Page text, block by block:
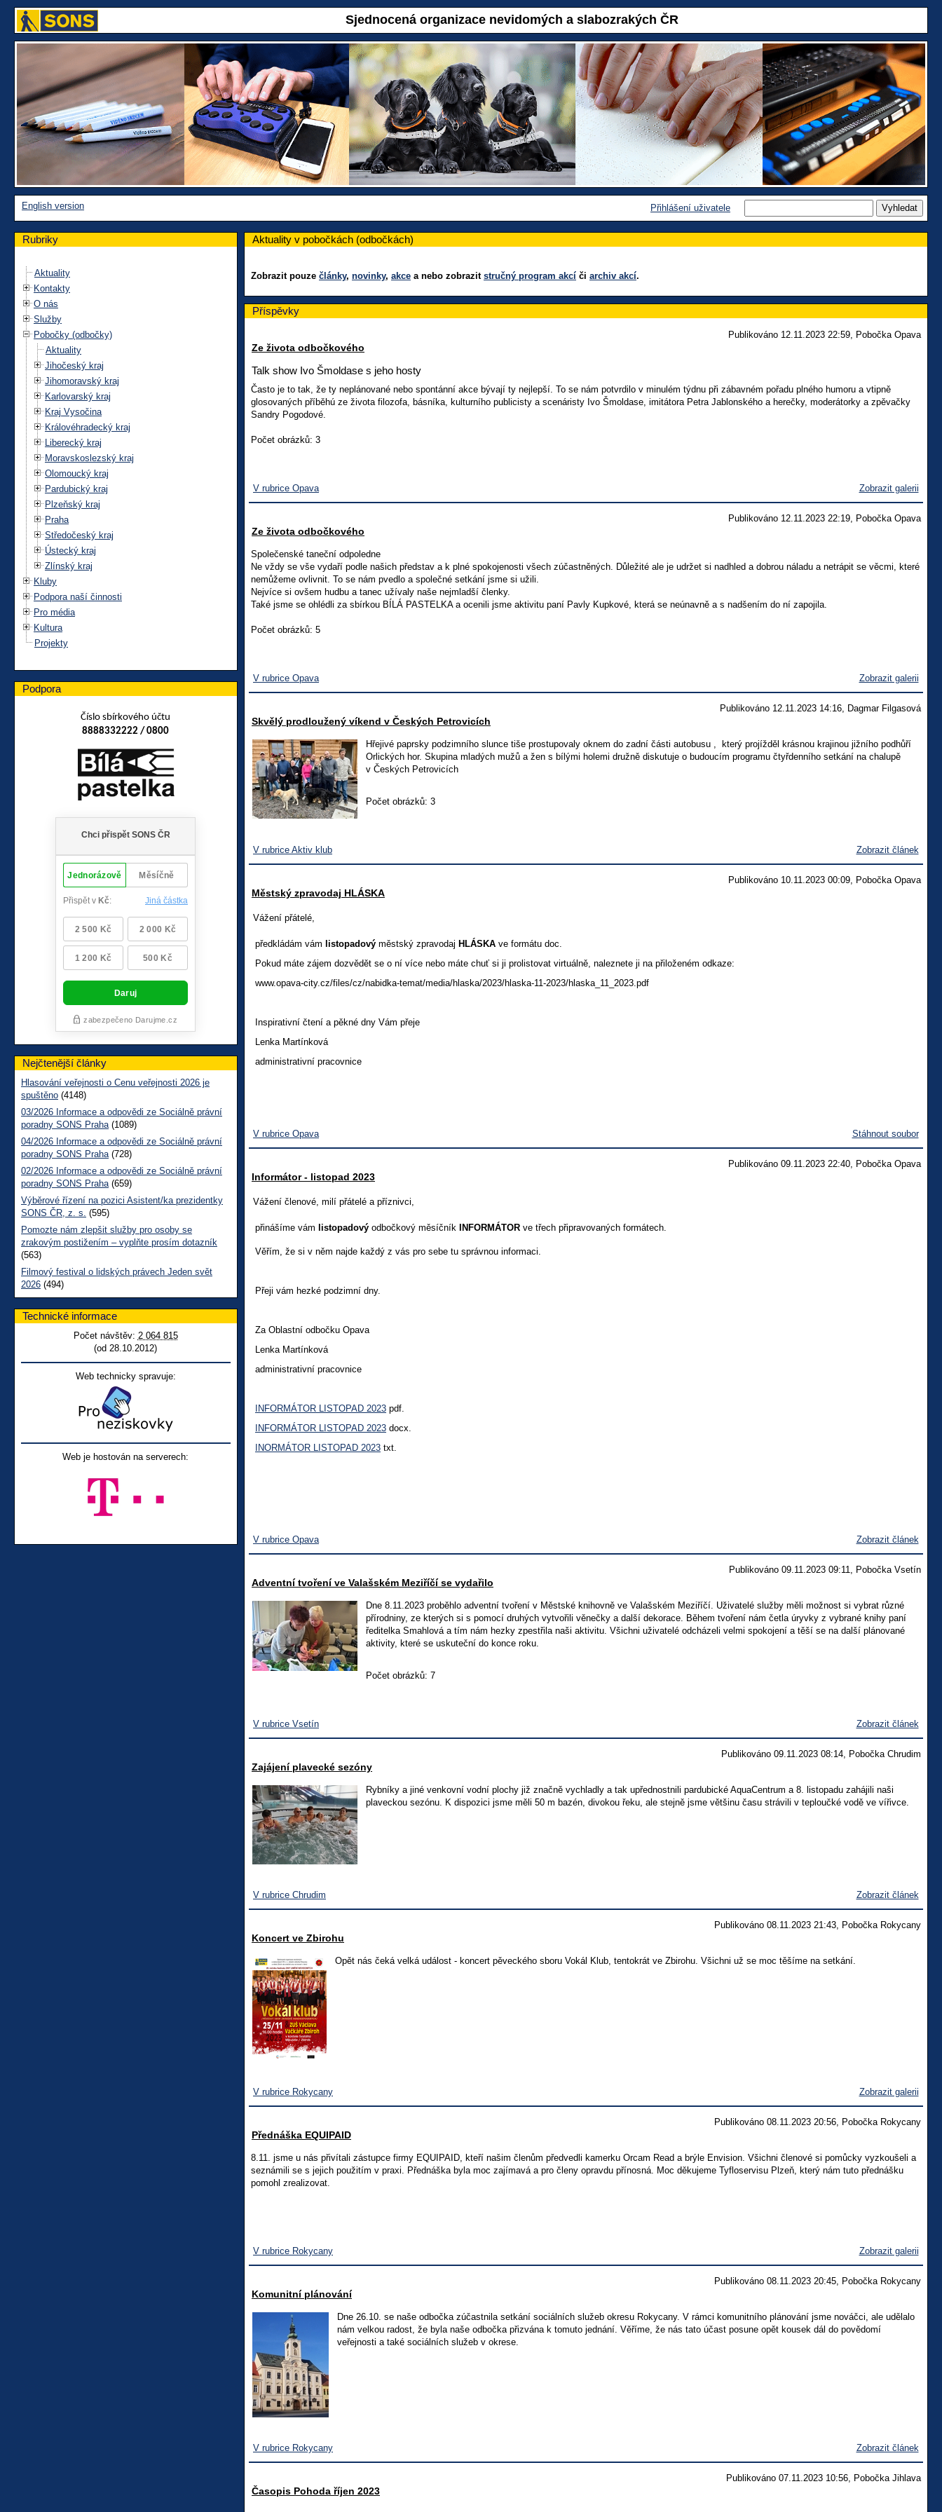
Sjednocená organizace nevidomých a slabozrakých ČR
English version Přihlášení uživatele
Rubriky
Aktuality
Kontakty
O nás
Služby
Pobočky (odbočky)
Aktuality
Jihočeský kraj
Jihomoravský kraj
Karlovarský kraj
Kraj Vysočina
Královéhradecký kraj
Liberecký kraj
Moravskoslezský kraj
Olomoucký kraj
Pardubický kraj
Plzeňský kraj
Praha
Středočeský kraj
Ústecký kraj
Zlínský kraj
Kluby
Podpora naší činnosti
Pro média
Kultura
Projekty
Aktuality v pobočkách (odbočkách)
Zobrazit pouze články, novinky, akce a nebo zobrazit stručný program akcí či archiv akcí.
Příspěvky
Publikováno 12.11.2023 22:59, Pobočka Opava
Ze života odbočkového
Talk show Ivo Šmoldase s jeho hosty
Často je to tak, že ty neplánované nebo spontánní akce bývají ty nejlepší. To se nám potvrdilo v minulém týdnu při zábavném pořadu plného humoru a vtipně
glosovaných příběhú ze života filozofa, básníka, kulturního publicisty a scenáristy Ivo Šmoldase, imitátora Petra Jablonského a herečky, moderátorky a zpěvačky
Sandry Pogodové.
Počet obrázků: 3
V rubrice Opava Zobrazit galerii
Publikováno 12.11.2023 22:19, Pobočka Opava
Ze života odbočkového
Společenské taneční odpoledne
Ne vždy se vše vydaří podle našich představ a k plné spokojenosti všech zúčastněných. Důležité ale je udržet si nadhled a dobrou náladu a netrápit se věcmi, které
nemůžeme ovlivnit. To se nám pvedlo a společné setkání jsme si užili.
Nejvíce si ovšem hudbu a tanec užívaly naše nejmladší členky.
Také jsme se ohlédli za sbírkou BÍLÁ PASTELKA a ocenili jsme aktivitu paní Pavly Kupkové, která se neúnavně a s nadšením do ní zapojila.
Počet obrázků: 5
V rubrice Opava Zobrazit galerii
Publikováno 12.11.2023 14:16, Dagmar Filgasová
Skvělý prodloužený víkend v Českých Petrovicích
Hřejivé paprsky podzimního slunce tiše prostupovaly oknem do zadní části autobusu , který projížděl krásnou krajinou jižního podhůří
Orlických hor. Skupina mladých mužů a žen s bílými holemi družně diskutuje o budoucím programu čtyřdenního setkání na chalupě
v Českých Petrovicích
Počet obrázků: 3
V rubrice Aktiv klub Zobrazit článek
Publikováno 10.11.2023 00:09, Pobočka Opava
Městský zpravodaj HLÁSKA
Vážení přátelé,
předkládám vám listopadový městský zpravodaj HLÁSKA ve formátu doc.
Pokud máte zájem dozvědět se o ní více nebo máte chuť si ji prolistovat virtuálně, naleznete ji na přiloženém odkaze:
www.opava-city.cz/files/cz/nabidka-temat/media/hlaska/2023/hlaska-11-2023/hlaska_11_2023.pdf
Inspirativní čtení a pěkné dny Vám přeje
Lenka Martínková
administrativní pracovnice
V rubrice Opava Stáhnout soubor
Publikováno 09.11.2023 22:40, Pobočka Opava
Informátor - listopad 2023
Vážení členové, milí přátelé a příznivci,
přinášíme vám listopadový odbočkový měsíčník INFORMÁTOR ve třech připravovaných formátech.
Věřím, že si v něm najde každý z vás pro sebe tu správnou informaci.
Přeji vám hezké podzimní dny.
Za Oblastní odbočku Opava
Lenka Martínková
administrativní pracovnice
INFORMÁTOR LISTOPAD 2023 pdf.
INFORMÁTOR LISTOPAD 2023 docx.
INORMÁTOR LISTOPAD 2023 txt.
V rubrice Opava Zobrazit článek
Publikováno 09.11.2023 09:11, Pobočka Vsetín
Adventní tvoření ve Valašském Meziříčí se vydařilo
Dne 8.11.2023 proběhlo adventní tvoření v Městské knihovně ve Valašském Meziříčí. Uživatelé služby měli možnost si vybrat různé
přírodniny, ze kterých si s pomocí druhých vytvořili věnečky a další dekorace. Během tvoření nám četla úryvky z vybrané knihy paní
ředitelka Smahlová a tím nám hezky zpestřila naši aktivitu. Všichni uživatelé odcházeli velmi spokojení a těší se na další plánované
aktivity, které se uskuteční do konce roku.
Počet obrázků: 7
V rubrice Vsetín Zobrazit článek
Publikováno 09.11.2023 08:14, Pobočka Chrudim
Zajájení plavecké sezóny
Rybníky a jiné venkovní vodní plochy již značně vychladly a tak upřednostnili pardubické AquaCentrum a 8. listopadu zahájili naši
plaveckou sezónu. K dispozici jsme měli 50 m bazén, divokou řeku, ale stejně jsme většinu času strávili v teploučké vodě ve vířivce.
V rubrice Chrudim Zobrazit článek
Publikováno 08.11.2023 21:43, Pobočka Rokycany
Koncert ve Zbirohu
Opět nás čeká velká událost - koncert pěveckého sboru Vokál Klub, tentokrát ve Zbirohu. Všichni už se moc těšíme na setkání.
V rubrice Rokycany Zobrazit galerii
Publikováno 08.11.2023 20:56, Pobočka Rokycany
Přednáška EQUIPAID
8.11. jsme u nás přivítali zástupce firmy EQUIPAID, kteří našim členům předvedli kamerku Orcam Read a brýle Envision. Všichni členové si pomůcky vyzkoušeli a
seznámili se s jejich použitím v praxi. Přednáška byla moc zajímavá a pro členy opravdu přínosná. Moc děkujeme Tyfloservisu Plzeň, který nám tuto přednášku
pomohl zrealizovat.
V rubrice Rokycany Zobrazit galerii
Publikováno 08.11.2023 20:45, Pobočka Rokycany
Komunitní plánování
Dne 26.10. se naše odbočka zúčastnila setkání sociálních služeb okresu Rokycany. V rámci komunitního plánování jsme nováčci, ale udělalo
nám velkou radost, že byla naše odbočka přizvána k tomuto jednání. Věříme, že nás tato účast posune opět kousek dál do povědomí
veřejnosti a také sociálních služeb v okrese.
V rubrice Rokycany Zobrazit článek
Publikováno 07.11.2023 10:56, Pobočka Jihlava
Časopis Pohoda říjen 2023
Podpora
Číslo sbírkového účtu
8888332222 / 0800
Nejčtenější články
Hlasování veřejnosti o Cenu veřejnosti 2026 je
spuštěno (4148)
03/2026 Informace a odpovědi ze Sociálně právní
poradny SONS Praha (1089)
04/2026 Informace a odpovědi ze Sociálně právní
poradny SONS Praha (728)
02/2026 Informace a odpovědi ze Sociálně právní
poradny SONS Praha (659)
Výběrové řízení na pozici Asistent/ka prezidentky
SONS ČR, z. s. (595)
Pomozte nám zlepšit služby pro osoby se
zrakovým postižením – vyplňte prosím dotazník
(563)
Filmový festival o lidských právech Jeden svět
2026 (494)
Technické informace
Počet návštěv: 2 064 815
(od 28.10.2012)
Web technicky spravuje:
Web je hostován na serverech: